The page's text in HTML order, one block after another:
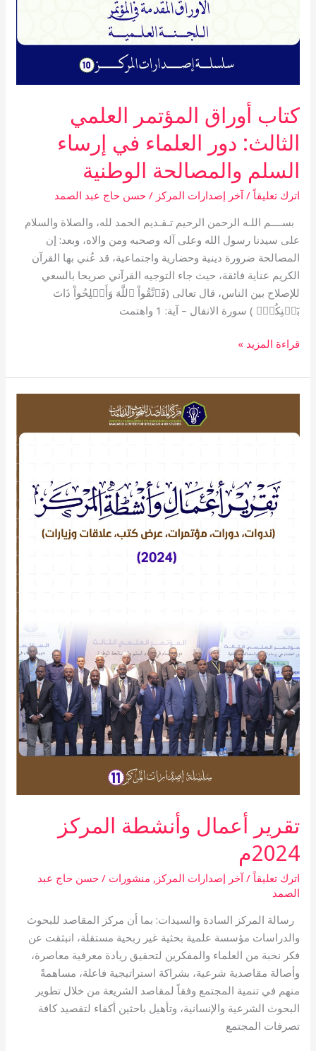
كتاب أوراق المؤتمر العلمي
الثالث: دور العلماء في إرساء
السلم والمصالحة الوطنية
اترك تعليقاً /آخر إصدارات المركز /حسن حاج عبد الصمد
بســــم اللـه الرحمن الرحيم تـقـديم الحمد لله، والصلاة والسلام
على سيدنا رسول الله وعلى آله وصحبه ومن والاه، وبعد: إن
المصالحة ضرورة دينية وحضارية واجتماعية، قد عُني بها القرآن
الكريم عناية فائقة، حيث جاء التوجيه القرآني صريحا بالسعي
للإصلاح بين الناس، قال تعالى (فَٱتَّقُواْ ٱللَّهَ وَأَصۡلِحُواْ ذَاتَ
بَيۡنِكُمۡۖ ) سورة الانفال – آية: 1 واهتمت
قراءة المزيد »
تقرير أعمال وأنشطة المركز
2024م
اترك تعليقاً /آخر إصدارات المركز , منشورات /حسن حاج عبد
الصمد
رسالة المركز السادة والسيدات: بما أن مركز المقاصد للبحوث
والدراسات مؤسسة علمية بحثية غير ربحية مستقلة، انبثقت عن
فكر نخبة من العلماء والمفكرين لتحقيق ريادة معرفية معاصرة،
وأصالة مقاصدية شرعية، بشراكة استراتيجية فاعلة، مساهمةً
منهم في تنمية المجتمع وفقاً لمقاصد الشريعة من خلال تطوير
البحوث الشرعية والإنسانية، وتأهيل باحثين أكفاء لتقصيد كافة
تصرفات المجتمع
وأنشطة